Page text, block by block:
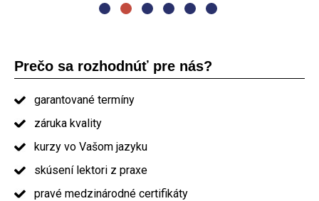
Prečo sa rozhodnúť pre nás?
garantované termíny
záruka kvality
kurzy vo Vašom jazyku
skúsení lektori z praxe
pravé medzinárodné certifikáty